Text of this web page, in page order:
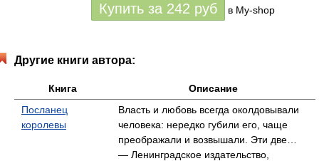
Купить за 242 руб в My-shop
Другие книги автора:
Книга
Описание
Посланец
королевы
Власть и любовь всегда околдовывали
человека: нередко губили его, чаще
преображали и возвышали. Эти две…
— Ленинградское издательство,